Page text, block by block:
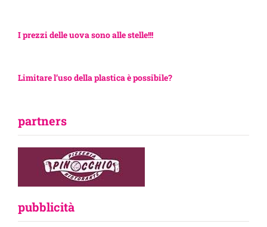
I prezzi delle uova sono alle stelle!!!
Limitare l’uso della plastica è possibile?
partners
pubblicità